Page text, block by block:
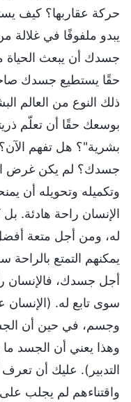
حركة عقاربها؟ كيف
يبدو ملفوفًا في غلالة
جسدك أن يبعث الحياة
حقًا يستطيع جسدك
ذلك النوع من العالم
بوسعك حقًا أن تعلّم
بشرية"؟ هل تفهم
جسدك؟ لم يكن غرض
وتكميله وتحويله أن
الإنسان راحة هادئة.
له، ومن أجل متعة
يمكنهم التمتع
أجل جسدك، فالإنسان
سوى تابع له.
وجسم، في حين أن
وهذا يعني أن الجسد
التدبير). عليك أن تعرف
واقتناءهم لم يجلب